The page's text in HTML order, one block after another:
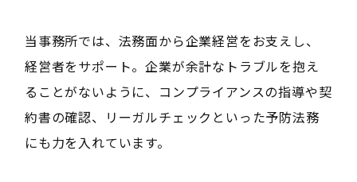
当事務所では、法務面から企業経営をお支えし、
経営者をサポート。企業が余計なトラブルを抱え
ることがないように、コンプライアンスの指導や契
約書の確認、リーガルチェックといった予防法務
にも力を入れています。